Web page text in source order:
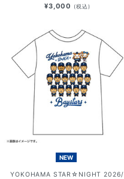
¥3,000 (税込)
NEW
YOKOHAMA STAR☆NIGHT 2026/